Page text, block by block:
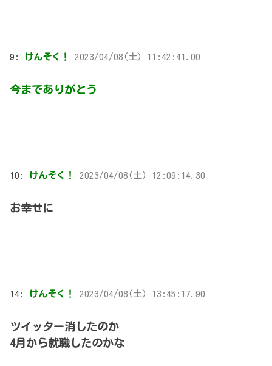
9: けんそく！ 2023/04/08(土) 11:42:41.00
今までありがとう
10: けんそく！ 2023/04/08(土) 12:09:14.30
お幸せに
14: けんそく！ 2023/04/08(土) 13:45:17.90
ツイッター消したのか
4月から就職したのかな